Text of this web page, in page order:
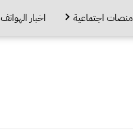
منصات اجتماعية اخبار الهواتف